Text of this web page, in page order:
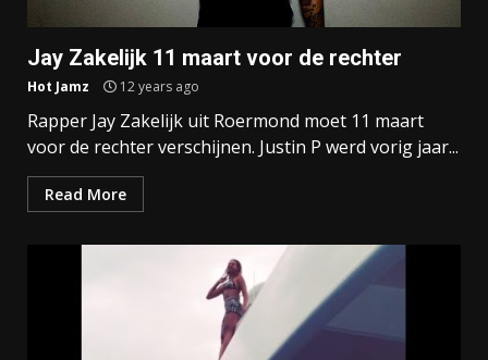
Jay Zakelijk 11 maart voor de rechter
Hot Jamz 12 years ago
Rapper Jay Zakelijk uit Roermond moet 11 maart
voor de rechter verschijnen. Justin P werd vorig jaar...
Read More